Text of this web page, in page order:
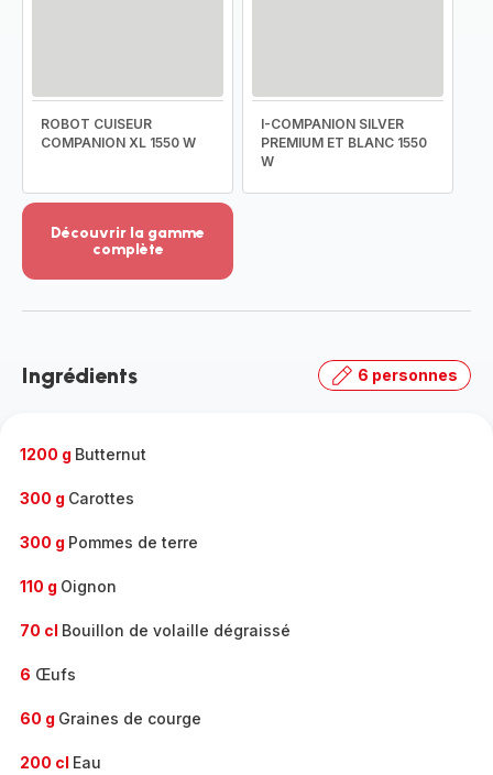
ROBOT CUISEUR
COMPANION XL 1550 W
I-COMPANION SILVER
PREMIUM ET BLANC 1550
W
Découvrir la gamme
complète
-
gamme
Ingrédients 6 personnes
1200 g Butternut
300 g Carottes
300 g Pommes de terre
110 g Oignon
70 cl Bouillon de volaille dégraissé
6 Œufs
60 g Graines de courge
200 cl Eau